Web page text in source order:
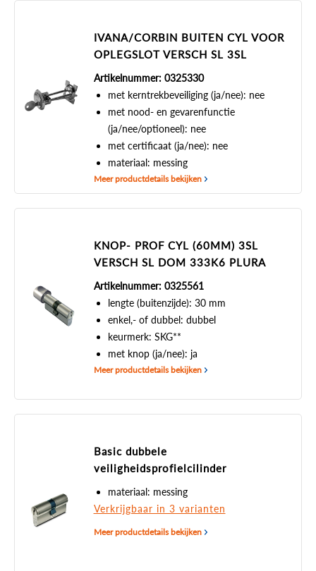
IVANA/CORBIN BUITEN CYL VOOR
OPLEGSLOT VERSCH SL 3SL
Artikelnummer: 0325330
met kerntrekbeveiliging (ja/nee): nee
met nood- en gevarenfunctie
(ja/nee/optioneel): nee
met certificaat (ja/nee): nee
materiaal: messing
Meer productdetails bekijken
KNOP- PROF CYL (60MM) 3SL
VERSCH SL DOM 333K6 PLURA
Artikelnummer: 0325561
lengte (buitenzijde): 30 mm
enkel,- of dubbel: dubbel
keurmerk: SKG**
met knop (ja/nee): ja
Meer productdetails bekijken
Basic dubbele
veiligheidsprofielcilinder
materiaal: messing
Verkrijgbaar in 3 varianten
Meer productdetails bekijken